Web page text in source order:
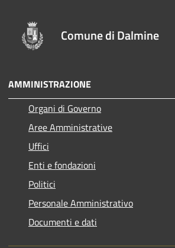
Comune di Dalmine
AMMINISTRAZIONE
Organi di Governo
Aree Amministrative
Uffici
Enti e fondazioni
Politici
Personale Amministrativo
Documenti e dati